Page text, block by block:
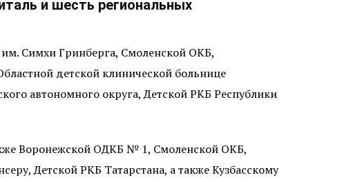
и шесть региональных
Симхи Гринберга, Смоленской ОКБ,
детской клинической больнице
автономного округа, Детской РКБ Республики
Воронежской ОДКБ № 1, Смоленской ОКБ,
Детской РКБ Татарстана, а также Кузбасскому